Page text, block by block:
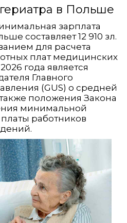
в Польше
зарплата
составляет 12 910 зл.
для расчета
плат медицинских
года является
Главного
(GUS) о средней
положения Закона
минимальной
работников